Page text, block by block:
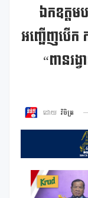
ឯកឧត្តម
អញ្ជើញបើក
“ពានរ
ដោយ វិចិត្រ